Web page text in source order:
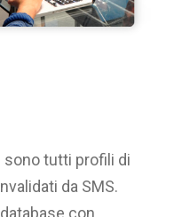
sono tutti profili di
da SMS.
con